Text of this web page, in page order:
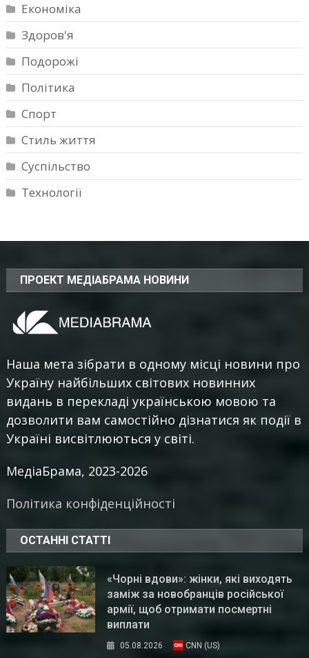
Економіка
Здоров'я
Подорожі
Політика
Спорт
Стиль життя
Суспільство
Технології
ПРОЕКТ МЕДІАБРАМА НОВИНИ
Наша мета зібрати в одному місці новини про
Україну найбільших світових новинних
видань в перекладі українською мовою та
дозволити вам самостійно дізнатися як події в
Україні висвітлюються у світі.
МедіаБрама, 2023-2026
Політика конфіденційності
ОСТАННІ СТАТТІ
«Чорні вдови»: жінки, які виходять
заміж за новобранців російської
армії, щоб отримати посмертні
виплати
05.08.2026 CNN (US)